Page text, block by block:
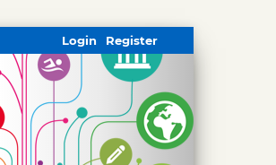
Register
Login